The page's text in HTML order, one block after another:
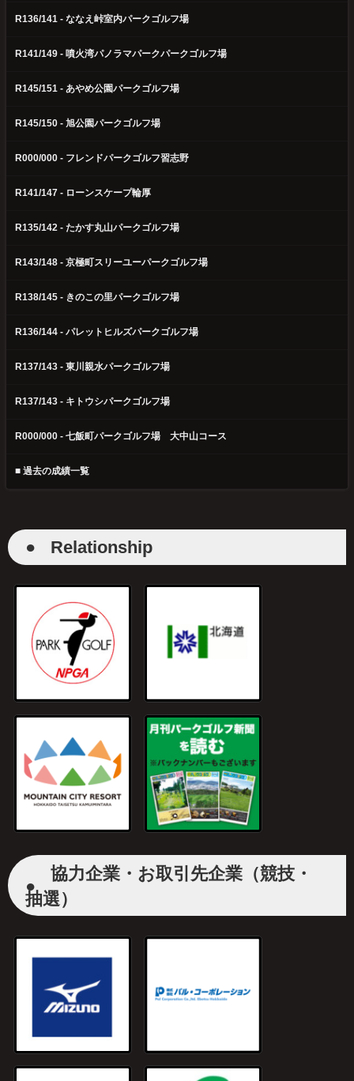
R136/141 - ななえ峠室内パークゴルフ場
R141/149 - 噴火湾パノラマパークパークゴルフ場
R145/151 - あやめ公園パークゴルフ場
R145/150 - 旭公園パークゴルフ場
R000/000 - フレンドパークゴルフ習志野
R141/147 - ローンスケープ輪厚
R135/142 - たかす丸山パークゴルフ場
R143/148 - 京極町スリーユーパークゴルフ場
R138/145 - きのこの里パークゴルフ場
R136/144 - パレットヒルズパークゴルフ場
R137/143 - 東川親水パークゴルフ場
R137/143 - キトウシパークゴルフ場
R000/000 - 七飯町パークゴルフ場 大中山コース
■ 過去の成績一覧
● Relationship
●
協力企業・お取引先企業（競技・
抽選）